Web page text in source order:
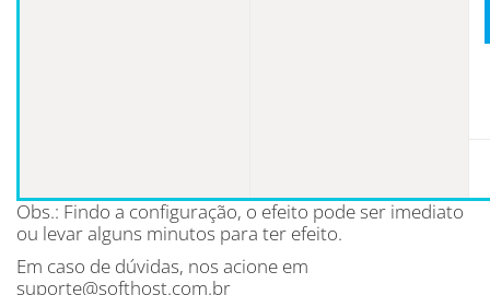
Obs.: Findo a configuração, o efeito pode ser imediato
ou levar alguns minutos para ter efeito.
Em caso de dúvidas, nos acione em
suporte@softhost.com.br